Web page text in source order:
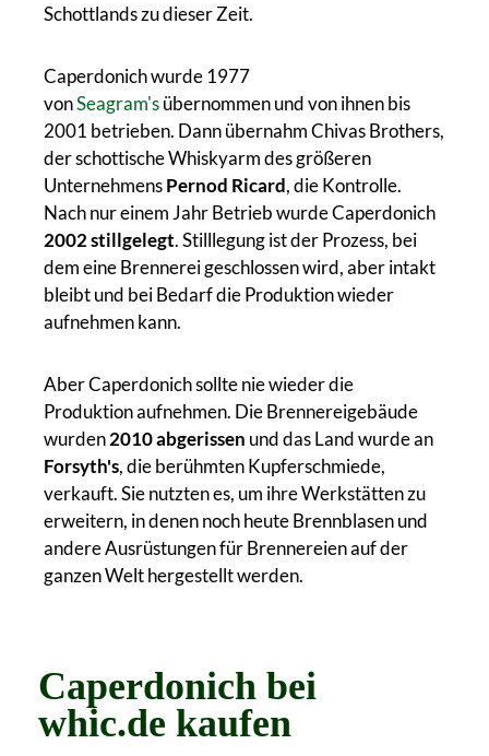
Schottlands zu dieser Zeit.
Caperdonich wurde 1977
vonSeagram'sübernommen und von ihnen bis
2001 betrieben. Dann übernahm Chivas Brothers,
der schottische Whiskyarm des größeren
UnternehmensPernod Ricard, die Kontrolle.
Nach nur einem Jahr Betrieb wurde Caperdonich
2002 stillgelegt. Stilllegung ist der Prozess, bei
dem eine Brennerei geschlossen wird, aber intakt
bleibt und bei Bedarf die Produktion wieder
aufnehmen kann.
Aber Caperdonich sollte nie wieder die
Produktion aufnehmen. Die Brennereigebäude
wurden2010 abgerissen und das Land wurde an
Forsyth's, die berühmten Kupferschmiede,
verkauft. Sie nutzten es, um ihre Werkstätten zu
erweitern, in denen noch heute Brennblasen und
andere Ausrüstungen für Brennereien auf der
ganzen Welt hergestellt werden.
Caperdonich bei
whic.de kaufen